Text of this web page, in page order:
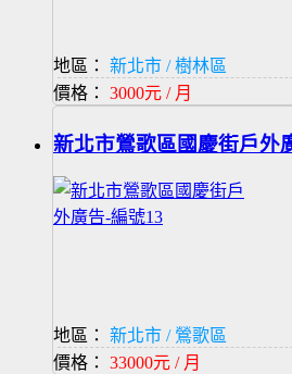
地區：
新北市 / 樹林區
價格： 3000元 / 月
新北市鶯歌區國慶街戶外
地區：
新北市 / 鶯歌區
價格： 33000元 / 月